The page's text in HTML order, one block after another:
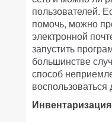
пользователей.
помочь, можно
электронной
запустить
большинстве
способ
воспользоваться